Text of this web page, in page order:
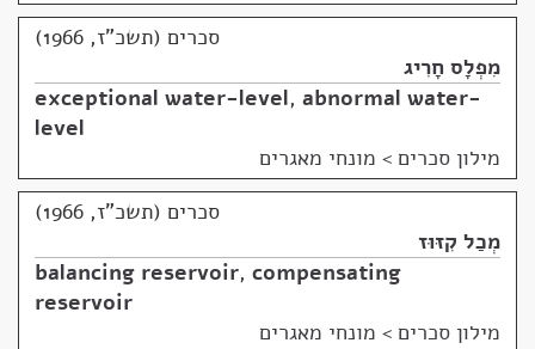
סכרים (תשכ"ז, 1966)
מִפְלָס חָרִיג
exceptional water-level, abnormal water-
level
מילון סכרים > מונחי מאגרים
סכרים (תשכ"ז, 1966)
מְכַל קִזּוּז
balancing reservoir, compensating
reservoir
מילון סכרים > מונחי מאגרים